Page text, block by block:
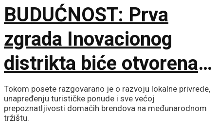
BUDUĆNOST: Prva
zgrada Inovacionog
distrikta biće otvorena u
septembru
Tokom posete razgovarano je o razvoju lokalne privrede,
unapređenju turističke ponude i sve većoj
prepoznatljivosti domaćih brendova na međunarodnom
tržištu.